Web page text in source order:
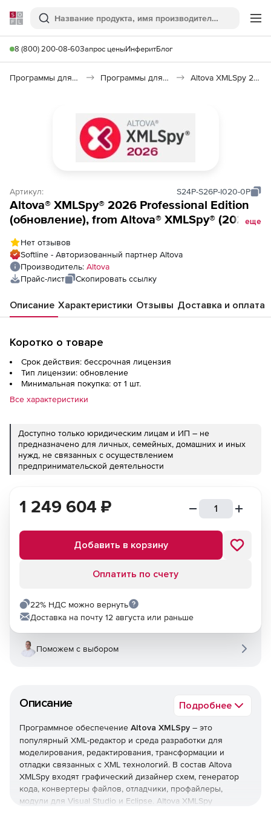
Softline
Поиск
8 (800) 200-08-60Запрос ценыИнферитБлог
Программы для программирования Программы для разработки ПО Altova XMLSpy 2026
Артикул: S24P-S26P-I020-0P
Altova® XMLSpy® 2026 Professional Edition
(обновление), from Altova® XMLSpy® (2024
XMLSpy® 2026 Professional Edition Installed
Users (20)
еще
Нет отзывов
Softline - Авторизованный партнер Altova
Производитель: Altova
Прайс-лист
Скопировать ссылку
Описание Характеристики Отзывы Доставка и оплата
Коротко о товаре
Срок действия: бессрочная лицензия
Тип лицензии: обновление
Минимальная покупка: от 1 шт.
Все характеристики
Доступно только юридическим лицам и ИП – не
предназначено для личных, семейных, домашних и иных
нужд, не связанных с осуществлением
предпринимательской деятельности
Описание Подробнее
Программное обеспечение Altova XMLSpy – это
популярный XML-редактор и среда разработки для
моделирования, редактирования, трансформации и
отладки связанных с XML технологий. В состав Altova
XMLSpy входят графический дизайнер схем, генератор
кода, конвертеры файлов, отладчики, профайлеры,
модули для Visual Studio и Eclipse. Altova XMLSpy
1 249 604 ₽
Добавить в корзину
Оплатить по счету
22% НДС можно вернуть
Доставка на почту 12 августа или раньше
Поможем с выбором